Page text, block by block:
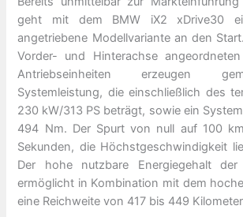
geht mit dem BMW iX2 xDrive30
angetriebene Modellvariante an den
Vorder- und Hinterachse
Antriebseinheiten erzeugen
Systemleistung, die einschließlich des
230 kW/313 PS beträgt, sowie ein
494 Nm. Der Spurt von null auf 100
Sekunden, die Höchstgeschwindigkeit
Der hohe nutzbare Energiegehalt der
ermöglicht in Kombination mit dem
eine Reichweite von 417 bis 449